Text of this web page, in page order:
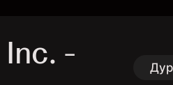
-